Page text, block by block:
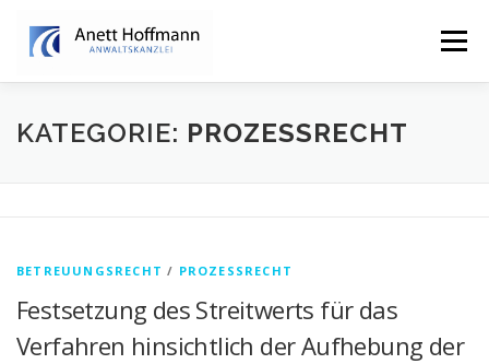
Inhalt
springen
Menü
STARTSEITE KANZLEI FAMILIENRECHT
KATEGORIE: PROZESSRECHT
BETREUUNGSRECHT / PROZESSRECHT
Festsetzung des Streitwerts für das
Verfahren hinsichtlich der Aufhebung der